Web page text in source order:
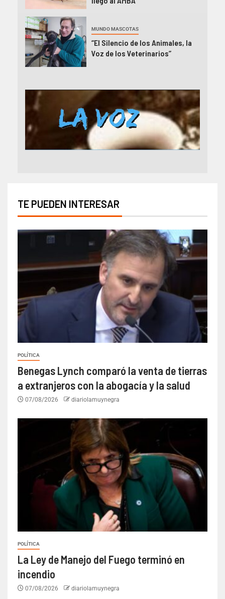
MUNDO MASCOTAS
“El Silencio de los Animales, la
Voz de los Veterinarios”
TE PUEDEN INTERESAR
POLÍTICA
Benegas Lynch comparó la venta de tierras
a extranjeros con la abogacía y la salud
07/08/2026 diariolamuynegra
POLÍTICA
La Ley de Manejo del Fuego terminó en
incendio
07/08/2026 diariolamuynegra